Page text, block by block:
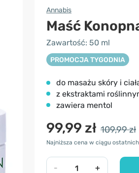
Annabis
Maść
Zawartość: 50 ml
PROMOCJA TYGODNIA
do masażu skóry i
z ekstraktami
zawiera mentol
99,99 zł 109,99 zł
Najniższa cena w ciągu ostatnich
- +